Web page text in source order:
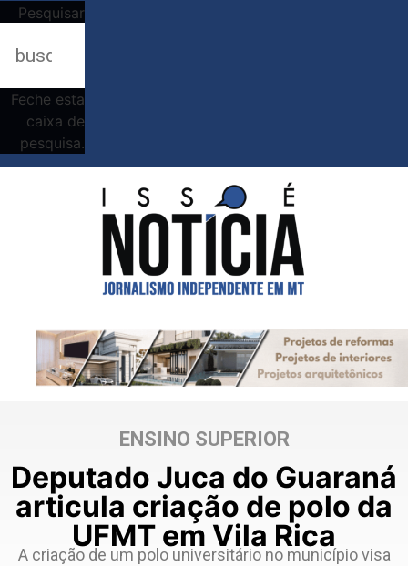
Pesquisar
Feche esta
caixa de
pesquisa.
ENSINO SUPERIOR
Deputado Juca do Guaraná
articula criação de polo da
UFMT em Vila Rica
A criação de um polo universitário no município visa